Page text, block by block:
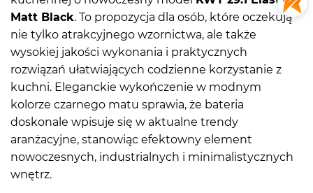
Matt Black. To propozycja dla osób, które oczekują
nie tylko atrakcyjnego wzornictwa, ale także
wysokiej jakości wykonania i praktycznych
rozwiązań ułatwiających codzienne korzystanie z
kuchni. Eleganckie wykończenie w modnym
kolorze czarnego matu sprawia, że bateria
doskonale wpisuje się w aktualne trendy
aranżacyjne, stanowiąc efektowny element
nowoczesnych, industrialnych i minimalistycznych
wnętrz.